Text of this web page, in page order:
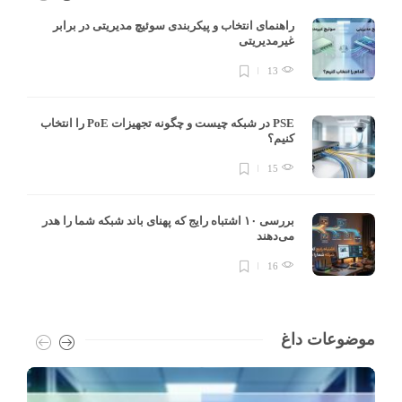
راهنمای انتخاب و پیکربندی سوئیچ مدیریتی در برابر
غیرمدیریتی
13
PSE در شبکه چیست و چگونه تجهیزات PoE را انتخاب
کنیم؟
15
بررسی ۱۰ اشتباه رایج که پهنای باند شبکه شما را هدر
می‌دهند
16
موضوعات داغ